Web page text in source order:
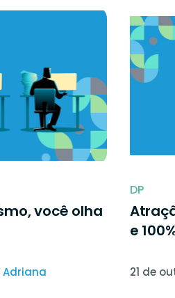
na nossa rede de partners em
você olha
Adriana
DP
e
21 de